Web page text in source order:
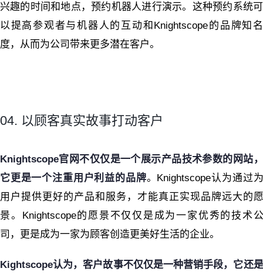
兴趣的时间和地点，预约机器人进行演示。这种预约系统可
以提高参观者与机器人的互动和Knightscope的品牌知名
度，从而为公司带来更多潜在客户。
04. 以顾客真实故事打动客户
Knightscope官网不仅仅是一个展示产品技术参数的网站，
它更是一个注重用户利益的品牌。Knightscope认为通过为
用户提供更好的产品和服务，才能真正实现品牌远大的愿
景。Knightscope的愿景不仅仅是成为一家优秀的技术公
司，更是成为一家为顾客创造更美好生活的企业。
Kightscope认为，客户故事不仅仅是一种营销手段，它还是